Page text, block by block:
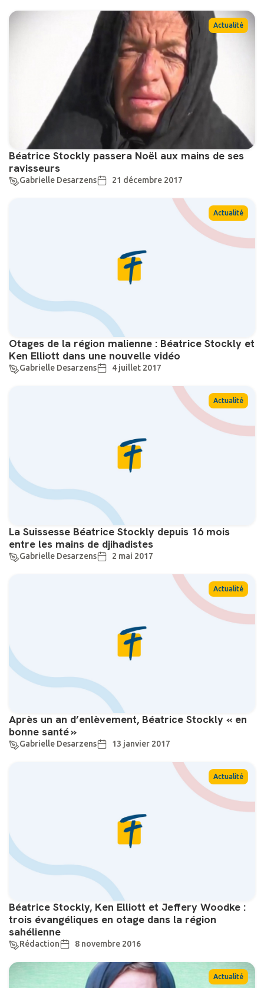
Actualité
Béatrice Stockly passera Noël aux mains de ses
ravisseurs
Gabrielle Desarzens 21 décembre 2017
Actualité
Otages de la région malienne : Béatrice Stockly et
Ken Elliott dans une nouvelle vidéo
Gabrielle Desarzens 4 juillet 2017
Actualité
La Suissesse Béatrice Stockly depuis 16 mois
entre les mains de djihadistes
Gabrielle Desarzens 2 mai 2017
Actualité
Après un an d’enlèvement, Béatrice Stockly « en
bonne santé »
Gabrielle Desarzens 13 janvier 2017
Actualité
Béatrice Stockly, Ken Elliott et Jeffery Woodke :
trois évangéliques en otage dans la région
sahélienne
Rédaction 8 novembre 2016
Actualité